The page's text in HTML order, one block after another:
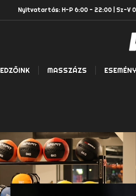
Nyitvatartás: H-P 6:00 - 22:00 | Sz-V
EDZŐINK MASSZÁZS